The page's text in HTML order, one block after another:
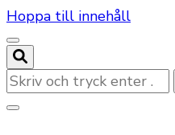
Hoppa till innehåll
Letar
du
efter